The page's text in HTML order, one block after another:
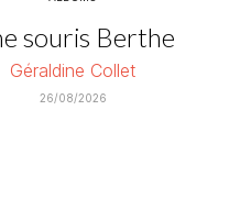
souris Berthe
Géraldine Collet
26/08/2026